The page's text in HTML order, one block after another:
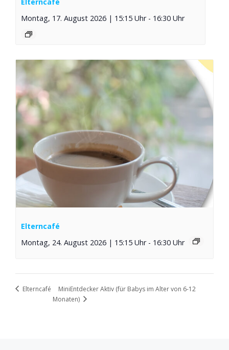
Montag, 17. August 2026 | 15:15 Uhr - 16:30 Uhr
Elterncafé
Montag, 24. August 2026 | 15:15 Uhr - 16:30 Uhr
Elterncafé
MiniEntdecker Aktiv (für Babys im Alter von 6-12
Monaten)